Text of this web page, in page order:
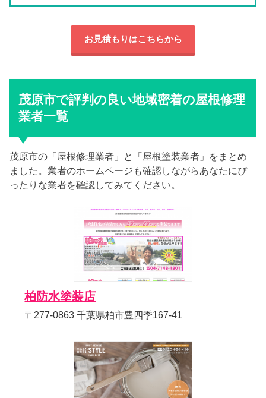
お見積もりはこちらから
茂原市で評判の良い地域密着の屋根修理
業者一覧
茂原市の「屋根修理業者」と「屋根塗装業者」をまとめ
ました。業者のホームページも確認しながらあなたにぴ
ったりな業者を確認してみてください。
柏防水塗装店
〒277-0863 千葉県柏市豊四季167-41